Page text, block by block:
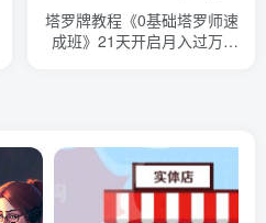
塔罗牌教程《0基础塔罗师速
成班》21天开启月入过万的